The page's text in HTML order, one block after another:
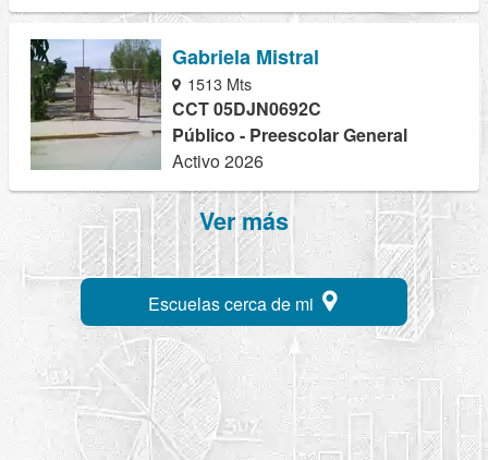
Gabriela Mistral
1513 Mts
CCT 05DJN0692C
Público - Preescolar General
Activo 2026
Ver más
Escuelas cerca de mi